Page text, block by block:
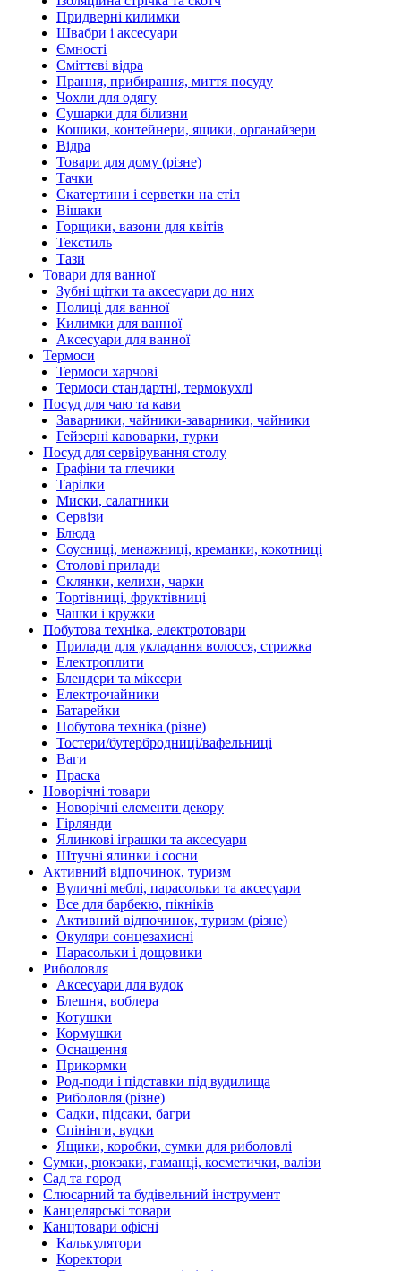
Придверні килимки
Швабри і аксесуари
Ємності
Сміттєві відра
Прання, прибирання, миття посуду
Чохли для одягу
Сушарки для білизни
Кошики, контейнери, ящики, органайзери
Відра
Товари для дому (різне)
Тачки
Скатертини і серветки на стіл
Вішаки
Горщики, вазони для квітів
Текстиль
Тази
Товари для ванної
Зубні щітки та аксесуари до них
Полиці для ванної
Килимки для ванної
Аксесуари для ванної
Термоси
Термоси харчові
Термоси стандартні, термокухлі
Посуд для чаю та кави
Заварники, чайники-заварники, чайники
Гейзерні кавоварки, турки
Посуд для сервірування столу
Графіни та глечики
Тарілки
Миски, салатники
Сервізи
Блюда
Соусниці, менажниці, креманки, кокотниці
Столові прилади
Склянки, келихи, чарки
Тортівниці, фруктівниці
Чашки і кружки
Побутова техніка, електротовари
Прилади для укладання волосся, стрижка
Електроплити
Блендери та міксери
Електрочайники
Батарейки
Побутова техніка (різне)
Тостери/бутербродниці/вафельниці
Ваги
Праска
Новорічні товари
Новорічні елементи декору
Гірлянди
Ялинкові іграшки та аксесуари
Штучні ялинки і сосни
Активний відпочинок, туризм
Вуличні меблі, парасольки та аксесуари
Все для барбекю, пікніків
Активний відпочинок, туризм (різне)
Окуляри сонцезахисні
Парасольки і дощовики
Риболовля
Аксесуари для вудок
Блешня, воблера
Котушки
Кормушки
Оснащення
Прикормки
Род-поди і підставки під вудилища
Риболовля (різне)
Садки, підсаки, багри
Спінінги, вудки
Ящики, коробки, сумки для риболовлі
Сумки, рюкзаки, гаманці, косметички, валізи
Сад та город
Слюсарний та будівельний інструмент
Канцелярські товари
Канцтовари офісні
Калькулятори
Коректори